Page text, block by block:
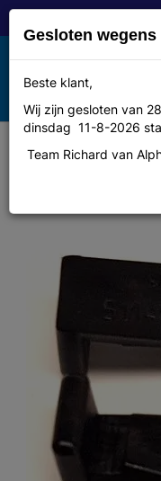
Toggle
navigation
MENU
Unknown
Gesloten
Beste klant,
Wij zijn gesloten van
dinsdag 11-8-2026
Team Richard van